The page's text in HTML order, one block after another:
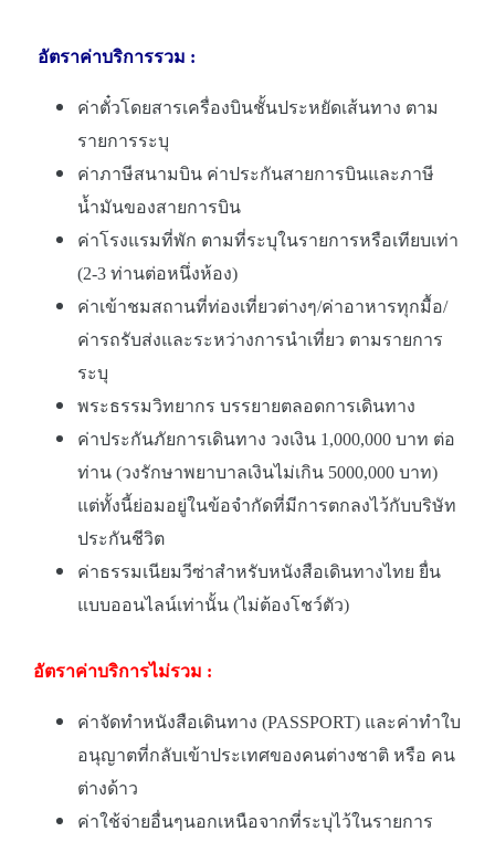
อัตราค่าบริการรวม :
ค่าตั๋วโดยสารเครื่องบินชั้นประหยัดเส้นทาง ตาม
รายการระบุ
ค่าภาษีสนามบิน ค่าประกันสายการบินและภาษี
น้ำมันของสายการบิน
ค่าโรงแรมที่พัก ตามที่ระบุในรายการหรือเทียบเท่า
(2-3 ท่านต่อหนึ่งห้อง)
ค่าเข้าชมสถานที่ท่องเที่ยวต่างๆ/ค่าอาหารทุกมื้อ/
ค่ารถรับส่งและระหว่างการนำเที่ยว ตามรายการ
ระบุ
พระธรรมวิทยากร บรรยายตลอดการเดินทาง
ค่าประกันภัยการเดินทาง วงเงิน 1,000,000 บาท ต่อ
ท่าน (วงรักษาพยาบาลเงินไม่เกิน 5000,000 บาท)
แต่ทั้งนี้ย่อมอยู่ในข้อจำกัดที่มีการตกลงไว้กับบริษัท
ประกันชีวิต
ค่าธรรมเนียมวีซ่าสำหรับหนังสือเดินทางไทย ยื่น
แบบออนไลน์เท่านั้น (ไม่ต้องโชว์ตัว)
อัตราค่าบริการไม่รวม :
ค่าจัดทำหนังสือเดินทาง (PASSPORT) และค่าทำใบ
อนุญาตที่กลับเข้าประเทศของคนต่างชาติ หรือ คน
ต่างด้าว
ค่าใช้จ่ายอื่นๆนอกเหนือจากที่ระบุไว้ในรายการ